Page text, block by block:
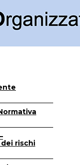
dei rischi